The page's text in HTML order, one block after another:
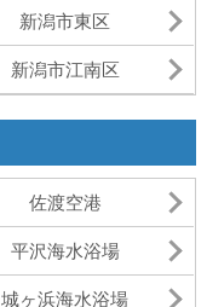
新潟市東区
新潟市江南区
佐渡空港
平沢海水浴場
城ヶ浜海水浴場